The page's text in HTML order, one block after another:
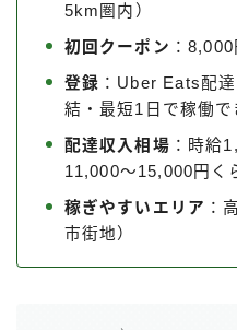
5km圏内）
初回クーポン ：
登録 ：Uber Eats配
結・最短1日で稼働で
配達収入相場 ：時給
11,000〜15,000円く
稼ぎやすいエリア ：
市街地）